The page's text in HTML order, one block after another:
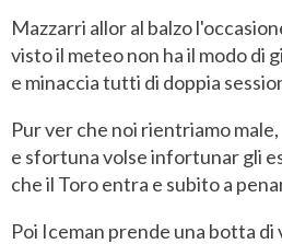
Mazzarri allor al balzo
visto il meteo non ha il modo di
e minaccia tutti di doppia
Pur ver che noi rientriamo male,
e sfortuna volse infortunar gli
che il Toro entra e subito a
Poi Iceman prende una botta di